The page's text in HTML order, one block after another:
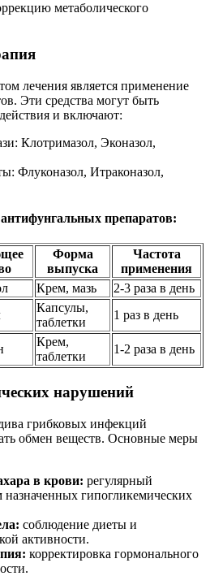
метаболического
лечения является применение
Эти средства могут быть
и включают:
Клотримазол, Эконазол,
Флуконазол, Итраконазол,
препаратов:
Форма
выпуска
Частота
применения
Крем, мазь
2-3 раза в день
Капсулы,
таблетки
1 раз в день
Крем,
таблетки
1-2 раза в день
нарушений
грибковых инфекций
обмен веществ. Основные меры
в крови: регулярный
гипогликемических
соблюдение диеты и
активности.
корректировка гормонального